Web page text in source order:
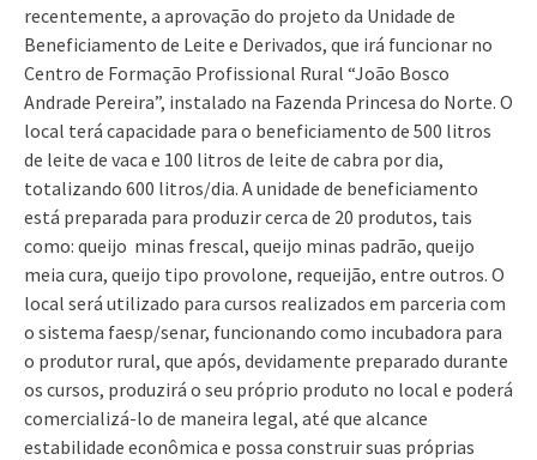
recentemente, a aprovação do projeto da Unidade de
Beneficiamento de Leite e Derivados, que irá funcionar no
Centro de Formação Profissional Rural “João Bosco
Andrade Pereira”, instalado na Fazenda Princesa do Norte. O
local terá capacidade para o beneficiamento de 500 litros
de leite de vaca e 100 litros de leite de cabra por dia,
totalizando 600 litros/dia. A unidade de beneficiamento
está preparada para produzir cerca de 20 produtos, tais
como: queijo minas frescal, queijo minas padrão, queijo
meia cura, queijo tipo provolone, requeijão, entre outros. O
local será utilizado para cursos realizados em parceria com
o sistema faesp/senar, funcionando como incubadora para
o produtor rural, que após, devidamente preparado durante
os cursos, produzirá o seu próprio produto no local e poderá
comercializá-lo de maneira legal, até que alcance
estabilidade econômica e possa construir suas próprias